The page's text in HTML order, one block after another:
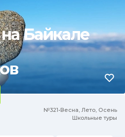
Байкале
№321•Весна, Лето, Осень
Школьные туры